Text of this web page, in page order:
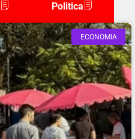
Politica
ECONOMIA